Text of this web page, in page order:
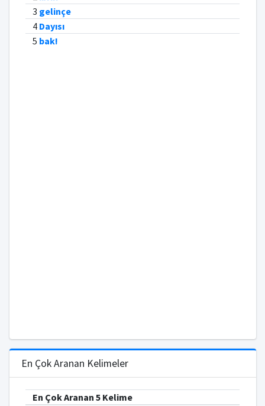
3 gelinçe
4 Dayısı
5 bak!
En Çok Aranan Kelimeler
En Çok Aranan 5 Kelime